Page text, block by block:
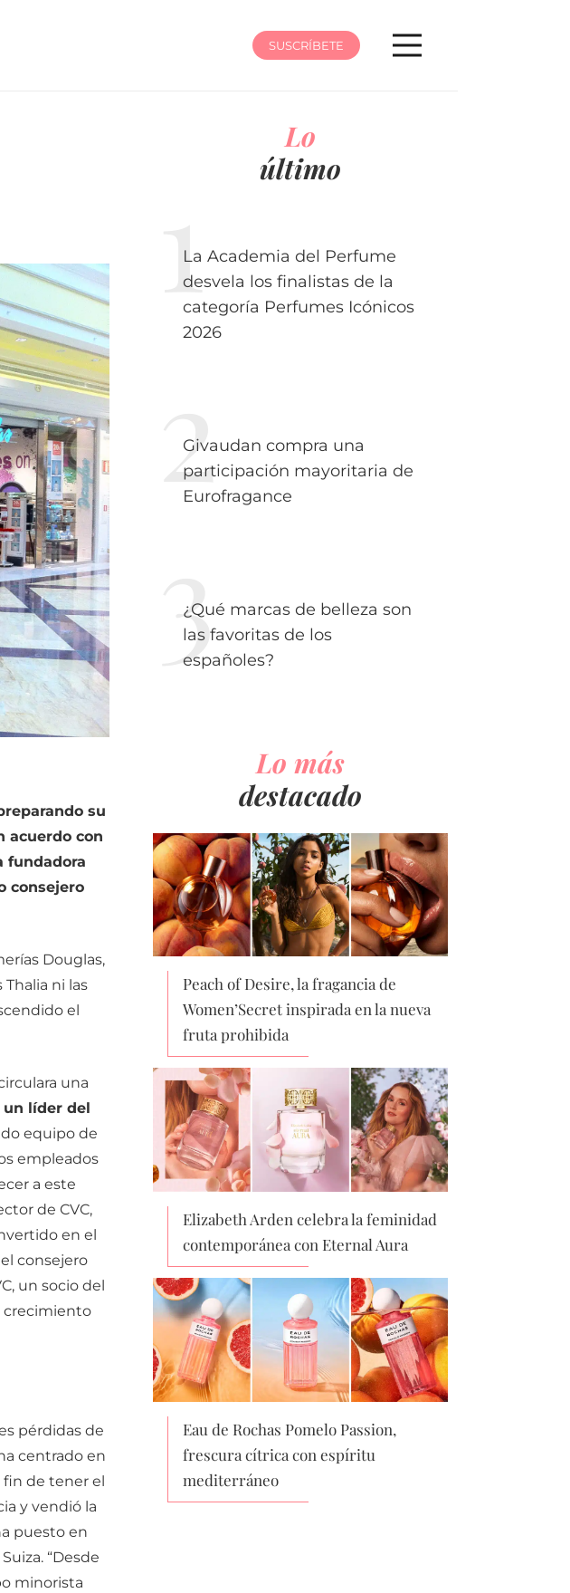
SUSCRÍBETE
su
acuerdo con
fundadora
consejero
Douglas,
ni las
el
una
un líder del
equipo de
empleados
a este
de CVC,
en el
consejero
un socio del
crecimiento
pérdidas de
centrado en
de tener el
y vendió la
puesto en
“Desde
minorista
Lo
último
La Academia del Perfume
desvela los finalistas de la
categoría Perfumes Icónicos
2026
Givaudan compra una
participación mayoritaria de
Eurofragance
¿Qué marcas de belleza son
las favoritas de los
españoles?
Lo más
destacado
Peach of Desire, la fragancia de
Women’Secret inspirada en la nueva
fruta prohibida
Elizabeth Arden celebra la feminidad
contemporánea con Eternal Aura
Eau de Rochas Pomelo Passion,
frescura cítrica con espíritu
mediterráneo